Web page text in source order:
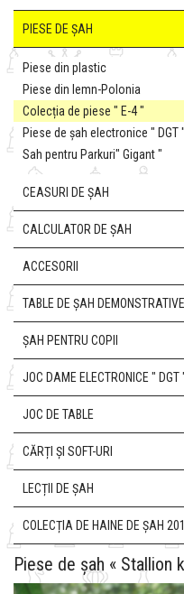
PIESE DE ȘAH
Piese din plastic
Piese din lemn-Polonia
Colecția de piese " E-4 "
Piese de șah electronice " DGT "
Sah pentru Parkuri" Gigant "
CEASURI DE ȘAH
CALCULATOR DE ȘAH
ACCESORII
TABLE DE ȘAH DEMONSTRATIVE
ȘAH PENTRU COPII
JOC DAME ELECTRONICE " DGT
JOC DE TABLE
CĂRȚI ȘI SOFT-URI
LECȚII DE ȘAH
COLECȚIA DE HAINE DE ȘAH
Piese de șah «